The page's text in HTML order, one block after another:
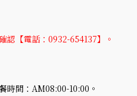
認【電話：0932-654137】。
時間：AM08:00-10:00。